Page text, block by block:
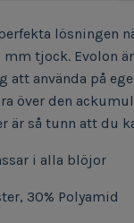
lösningen
mm tjock. Evolon
att använda på
över den
är så tunn att du
i alla blöjor
30% Polyamid